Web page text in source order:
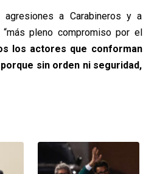
a Carabineros y a
pleno compromiso por el
los actores que conforman
sin orden ni seguridad,